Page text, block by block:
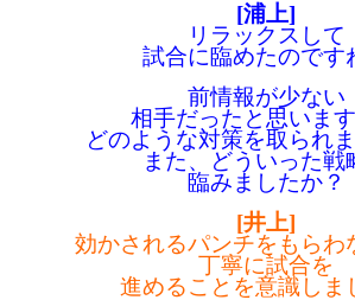
[浦上]
リラックスして
試合に臨めたのです
前情報が少ない
相手だったと思います
どのような対策を取られ
また、どういった戦
臨みましたか？
[井上]
効かされるパンチをもらわ
丁寧に試合を
進めることを意識しま